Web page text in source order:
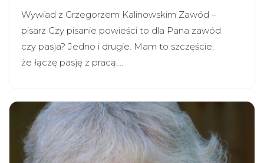
Wywiad z Grzegorzem Kalinowskim Zawód –
pisarz Czy pisanie powieści to dla Pana zawód
czy pasja? Jedno i drugie. Mam to szczęście,
że łączę pasję z pracą,…